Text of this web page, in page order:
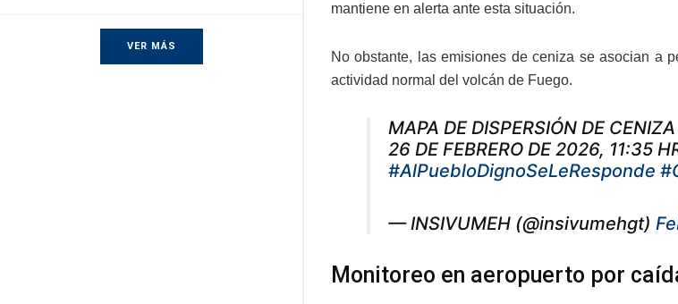
VER MÁS
mantiene en alerta ante esta situación.
No obstante, las emisiones de ceniza se asocian a
actividad normal del volcán de Fuego.
MAPA DE DISPERSIÓN DE
26 DE FEBRERO DE 2026, 11:35
#AlPuebloDignoSeLeResponde
— INSIVUMEH (@insivumehgt)
Monitoreo en aeropuerto por